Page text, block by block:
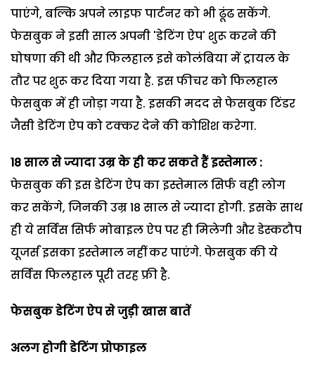
पाएंगे, बल्कि अपने लाइफ पार्टनर को भी ढूंढ सकेंगे.
फेसबुक ने इसी साल अपनी 'डेटिंग ऐप' शुरू करने की
घोषणा की थी और फिलहाल इसे कोलंबिया में ट्रायल के
तौर पर शुरू कर दिया गया है. इस फीचर को फिलहाल
फेसबुक में ही जोड़ा गया है. इसकी मदद से फेसबुक टिंडर
जैसी डेटिंग ऐप को टक्कर देने की कोशिश करेगा.
18 साल से ज्यादा उम्र के ही कर सकते हैं इस्तेमाल :
फेसबुक की इस डेटिंग ऐप का इस्तेमाल सिर्फ वही लोग
कर सकेंगे, जिनकी उम्र 18 साल से ज्यादा होगी. इसके साथ
ही ये सर्विस सिर्फ मोबाइल ऐप पर ही मिलेगी और डेस्कटौप
यूजर्स इसका इस्तेमाल नहीं कर पाएंगे. फेसबुक की ये
सर्विस फिलहाल पूरी तरह फ्री है.
फेसबुक डेटिंग ऐप से जुड़ी खास बातें
अलग होगी डेटिंग प्रोफाइल